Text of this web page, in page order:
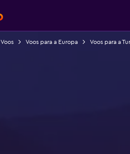
Voos Voos para a Europa Voos para a